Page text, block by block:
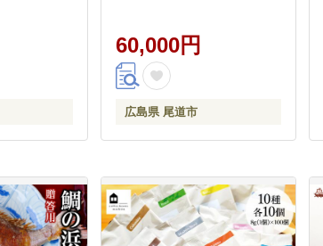
60,000円
広島県 尾道市